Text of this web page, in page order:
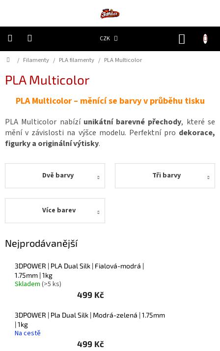
CZK
Resiny
Doplňky
a
Nejlepší
Novinky
Zakázková
Články
Program
pro
Domů
/ Filamenty / PLA filamenty / PLA Multicolor
PLA Multicolor
PLA Multicolor – měnící se barvy v průběhu tisku
PLA Multicolor nabízí unikátní barevné přechody, které se
mění v závislosti na výšce modelu. Perfektní pro dekorace,
figurky a originální výtisky.
Dvě barvy Tři barvy
Více barev
Nejprodávanější
3DPOWER | PLA Dual Silk | Fialová-modrá |
1.75mm | 1kg
Skladem (>5 ks)
499 Kč
3DPOWER | Pla Dual Silk | Modrá-zelená | 1.75mm
| 1kg
Na cestě
499 Kč